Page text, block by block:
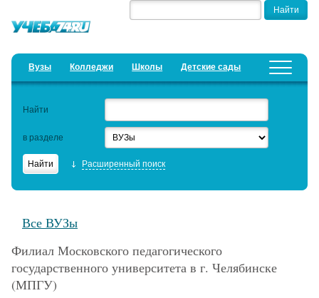
Вузы Колледжи Школы Детские сады
Добавить уч. заведение Предложить новость
Найти
в разделе
Расширенный поиск
Все ВУЗы
Филиал Московского педагогического
государственного университета в г. Челябинске
(МПГУ)